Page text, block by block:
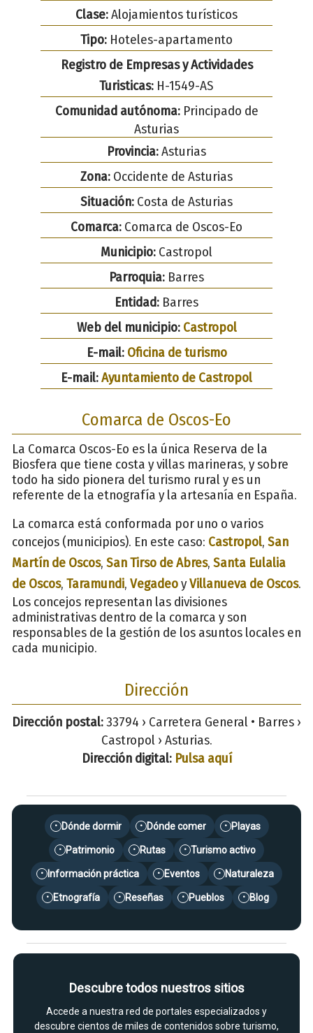
Clase:Alojamientos turísticos
Tipo: Hoteles-apartamento
Registro de Empresas y Actividades
Turisticas: H-1549-AS
Comunidad autónoma:Principado de
Asturias
Provincia:Asturias
Zona: Occidente de Asturias
Situación: Costa de Asturias
Comarca: Comarca de Oscos-Eo
Municipio: Castropol
Parroquia: Barres
Entidad: Barres
Web del municipio: Castropol
E-mail: Oficina de turismo
E-mail:Ayuntamiento de Castropol
Comarca de Oscos-Eo
La Comarca Oscos-Eo es la única Reserva de la
Biosfera que tiene costa y villas marineras, y sobre
todo ha sido pionera del turismo rural y es un
referente de la etnografía y la artesanía en España.
La comarca está conformada por uno o varios
concejos (municipios). En este caso: Castropol, San
Martín de Oscos, San Tirso de Abres, Santa Eulalia
de Oscos, Taramundi, VegadeoyVillanueva de Oscos.
Los concejos representan las divisiones
administrativas dentro de la comarca y son
responsables de la gestión de los asuntos locales en
cada municipio.
Dirección
Dirección postal:33794 › Carretera General • Barres ›
Castropol › Asturias.
Dirección digital: Pulsa aquí
• Dónde dormir • Dónde comer • Playas
• Patrimonio • Rutas • Turismo activo
• Información práctica • Eventos • Naturaleza
• Etnografía • Reseñas • Pueblos • Blog
Descubre todos nuestros sitios
Accede a nuestra red de portales especializados y
descubre cientos de miles de contenidos sobre turismo,